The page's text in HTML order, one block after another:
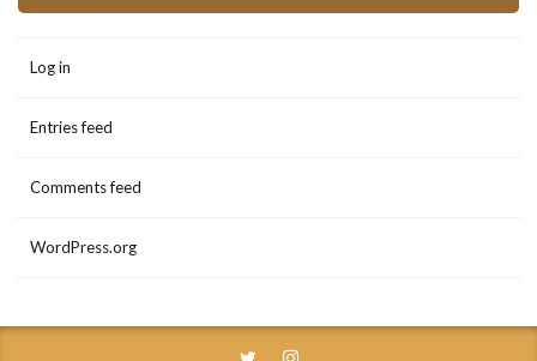
Log in
Entries feed
Comments feed
WordPress.org